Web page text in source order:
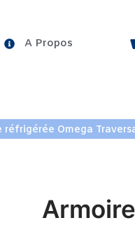
A Propos
réfrigérée Omega